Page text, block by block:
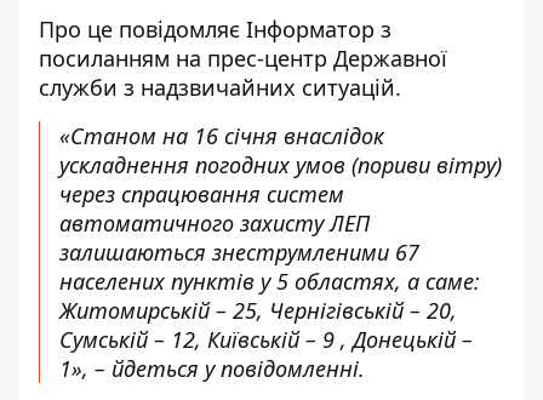
Про це повідомляє Інформатор з
посиланням на прес-центр Державної
служби з надзвичайних ситуацій.
«Станом на 16 січня внаслідок
ускладнення погодних умов (пориви вітру)
через спрацювання систем
автоматичного захисту ЛЕП
залишаються знеструмленими 67
населених пунктів у 5 областях, а саме:
Житомирській – 25, Чернігівській – 20,
Сумській – 12, Київській – 9 , Донецькій –
1», – йдеться у повідомленні.